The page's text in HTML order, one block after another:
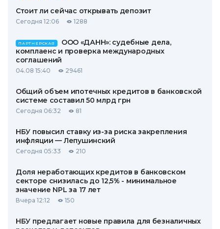
Стоит ли сейчас открывать депозит
Сегодня 12:06 1288
ПАРТНЕРСКАЯ
ООО «ДАНН»: судебные дела,
комплаенс и проверка международных
соглашений
04.08 15:40 29461
Общий объем ипотечных кредитов в банковской
системе составил 50 млрд грн
Сегодня 06:32 81
НБУ повысил ставку из-за риска закрепления
инфляции — Лепушинский
Сегодня 05:33 210
Доля неработающих кредитов в банковском
секторе снизилась до 12,5% - минимальное
значение NPL за 17 лет
Вчера 12:12 150
НБУ предлагает новые правила для безналичных